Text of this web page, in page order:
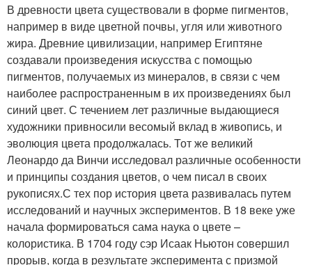
В древности цвета существовали в форме пигментов,
например в виде цветной почвы, угля или животного
жира. Древние цивилизации, например Египтяне
создавали произведения искусства с помощью
пигментов, получаемых из минералов, в связи с чем
наиболее распространенным в их произведениях был
синий цвет. С течением лет различные выдающиеся
художники привносили весомый вклад в живопись, и
эволюция цвета продолжалась. Тот же великий
Леонардо да Винчи исследовал различные особенности
и принципы создания цветов, о чем писал в своих
рукописях.С тех пор история цвета развивалась путем
исследований и научных экспериментов. В 18 веке уже
начала формироваться сама наука о цвете –
колористика. В 1704 году сэр Исаак Ньютон совершил
прорыв, когда в результате эксперимента с призмой